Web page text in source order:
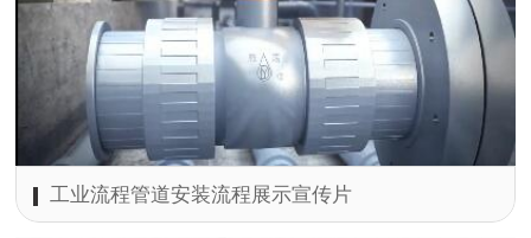
工业流程管道安装流程展示宣传片